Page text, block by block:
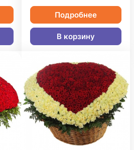
Подробнее
В корзину